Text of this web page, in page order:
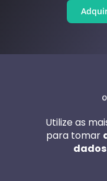
Utilize as
para tomar
dados